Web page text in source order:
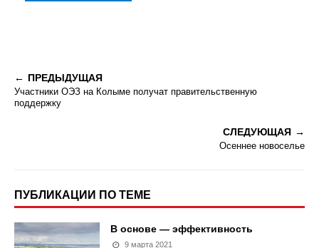
ПРЕДЫДУЩАЯ
Участники ОЭЗ на Колыме получат правительственную
поддержку
СЛЕДУЮЩАЯ
Осеннее новоселье
ПУБЛИКАЦИИ ПО ТЕМЕ
В основе — эффективность
9 марта 2021